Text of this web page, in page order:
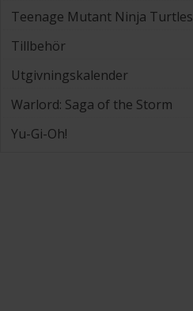
Teenage Mutant Ninja Turtles
Tillbehör
Utgivningskalender
Warlord: Saga of the Storm
Yu-Gi-Oh!